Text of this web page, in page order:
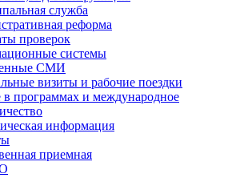
служба
реформа
проверок
системы
СМИ
визиты и рабочие поездки
в программах и международное
информация
приемная